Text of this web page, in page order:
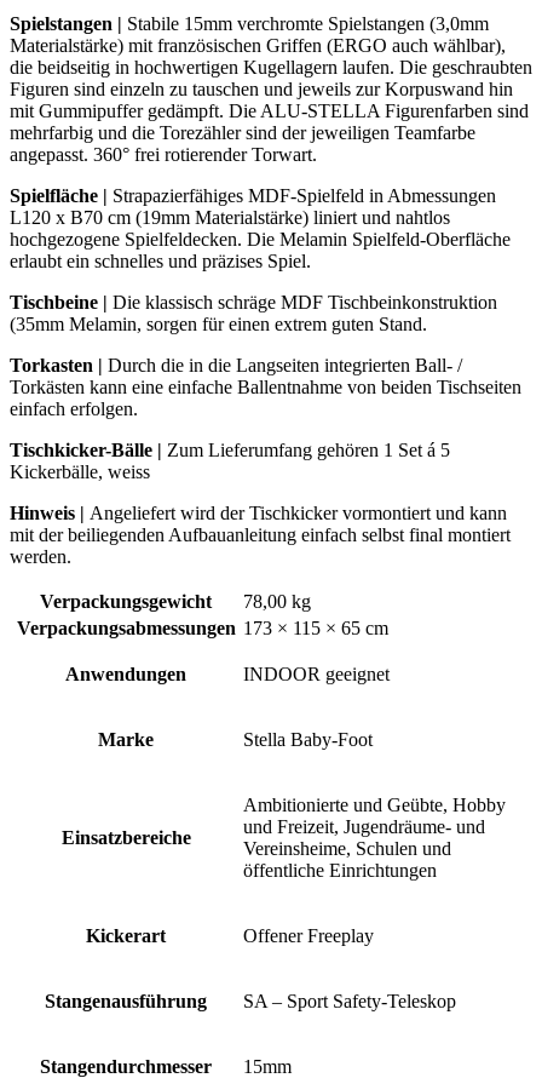
Spielstangen | Stabile 15mm verchromte Spielstangen (3,0mm
Materialstärke) mit französischen Griffen (ERGO auch wählbar),
die beidseitig in hochwertigen Kugellagern laufen. Die geschraubten
Figuren sind einzeln zu tauschen und jeweils zur Korpuswand hin
mit Gummipuffer gedämpft. Die ALU-STELLA Figurenfarben sind
mehrfarbig und die Torezähler sind der jeweiligen Teamfarbe
angepasst. 360° frei rotierender Torwart.
Spielfläche | Strapazierfähiges MDF-Spielfeld in Abmessungen
L120 x B70 cm (19mm Materialstärke) liniert und nahtlos
hochgezogene Spielfeldecken. Die Melamin Spielfeld-Oberfläche
erlaubt ein schnelles und präzises Spiel.
Tischbeine | Die klassisch schräge MDF Tischbeinkonstruktion
(35mm Melamin, sorgen für einen extrem guten Stand.
Torkasten | Durch die in die Langseiten integrierten Ball- /
Torkästen kann eine einfache Ballentnahme von beiden Tischseiten
einfach erfolgen.
Tischkicker-Bälle | Zum Lieferumfang gehören 1 Set á 5
Kickerbälle, weiss
Hinweis | Angeliefert wird der Tischkicker vormontiert und kann
mit der beiliegenden Aufbauanleitung einfach selbst final montiert
werden.
Verpackungsgewicht
78,00 kg
Verpackungsabmessungen 173 × 115 × 65 cm
Anwendungen INDOOR geeignet
Marke Stella Baby-Foot
Einsatzbereiche
Ambitionierte und Geübte, Hobby
und Freizeit, Jugendräume- und
Vereinsheime, Schulen und
öffentliche Einrichtungen
Kickerart Offener Freeplay
Stangenausführung SA – Sport Safety-Teleskop
Stangendurchmesser 15mm